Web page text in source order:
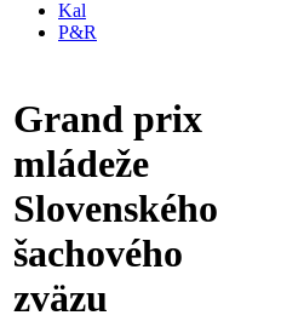
Kal
P&R
Grand prix
mládeže
Slovenského
šachového
zväzu